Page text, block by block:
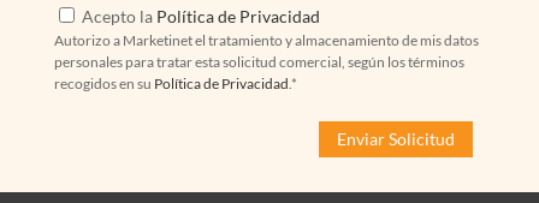
Acepto la Política de Privacidad
Autorizo a Marketinet el tratamiento y almacenamiento de mis datos
personales para tratar esta solicitud comercial, según los términos
recogidos en su Política de Privacidad.*